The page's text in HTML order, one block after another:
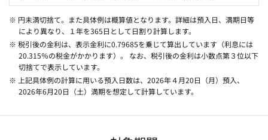
※ 円未満切捨て。また具体例は概算値となります。詳細は預入日、満期日等
により異なり、１年を365日として日割り計算します。
※ 税引後の金利は、表示金利に0.79685を乗じて算出しています（利息には
20.315％の税金がかかります）。 なお、税引後の金利は小数点第３位以下
切捨てで表示しています。
※ 上記具体例の計算に用いる預入日数は、2026年４月20日（月）預入、
2026年6月20日（土）満期を想定して計算しています。